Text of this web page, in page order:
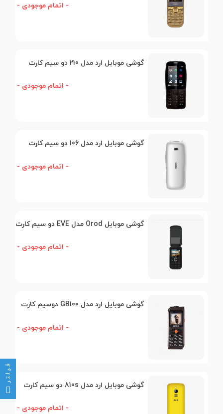
- اتمام موجودی -
گوشی موبایل ارد مدل 210 دو سیم کارت
- اتمام موجودی -
گوشی موبایل ارد مدل 106 دو سیم کارت
- اتمام موجودی -
گوشی موبایل Orod مدل EVE دو سیم کارت
- اتمام موجودی -
گوشی موبایل ارد مدل GB100 دوسیم کارت
- اتمام موجودی -
گوشی موبایل ارد مدل 810s دو سیم کارت
- اتمام موجودی -
فیلتر